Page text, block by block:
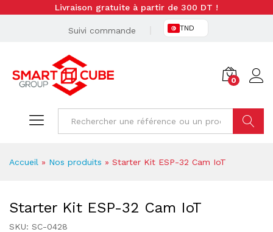
Livraison gratuite à partir de 300 DT !
Suivi commande TND
0
Accueil » Nos produits » Starter Kit ESP-32 Cam IoT
Starter Kit ESP-32 Cam IoT
SKU: SC-0428